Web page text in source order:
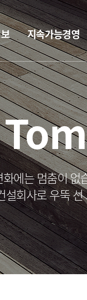
지속가능경영
에는 멈춤이 없
회사로 우뚝